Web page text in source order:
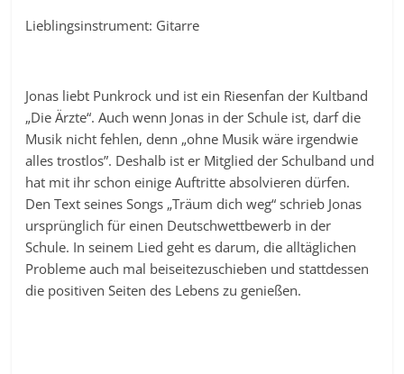
Lieblingsinstrument: Gitarre
Jonas liebt Punkrock und ist ein Riesenfan der Kultband
„Die Ärzte“. Auch wenn Jonas in der Schule ist, darf die
Musik nicht fehlen, denn „ohne Musik wäre irgendwie
alles trostlos”. Deshalb ist er Mitglied der Schulband und
hat mit ihr schon einige Auftritte absolvieren dürfen.
Den Text seines Songs „Träum dich weg“ schrieb Jonas
ursprünglich für einen Deutschwettbewerb in der
Schule. In seinem Lied geht es darum, die alltäglichen
Probleme auch mal beiseitezuschieben und stattdessen
die positiven Seiten des Lebens zu genießen.